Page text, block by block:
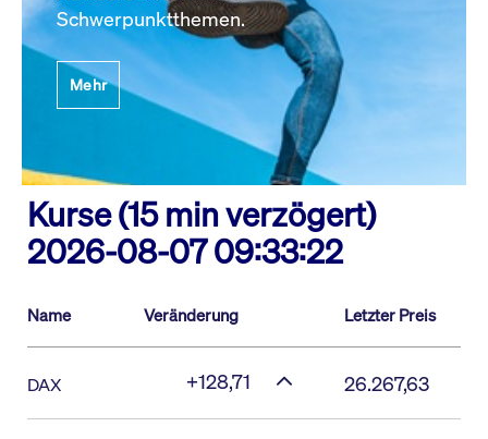
Schwerpunktthemen.
Mehr
Kurse (15 min verzögert)
2026-08-07 09:33:22
Name Veränderung Letzter Preis
DAX +128,71 26.267,63